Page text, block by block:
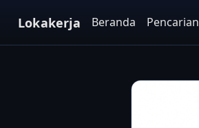
Lokakerja Beranda Pencarian